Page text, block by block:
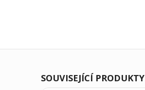
SOUVISEJÍCÍ PRODUKTY